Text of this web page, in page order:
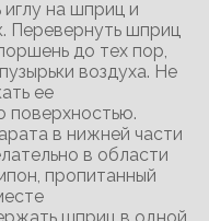
на шприц и
Перевернуть шприц
до тех пор,
воздуха. Не
ее
поверхностью.
в нижней части
в области
пропитанный